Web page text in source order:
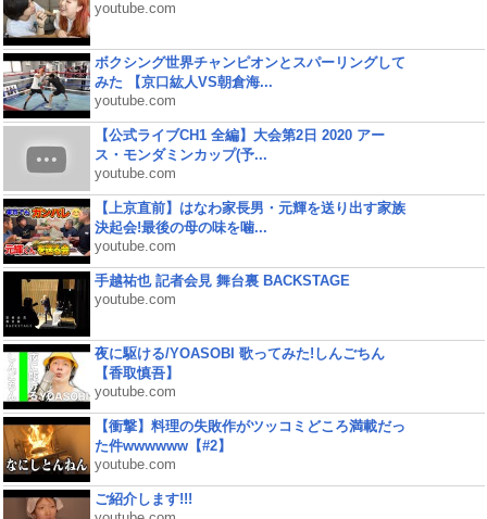
youtube.com
ボクシング世界チャンピオンとスパーリングして
みた 【京口紘人VS朝倉海...
youtube.com
【公式ライブCH1 全編】大会第2日 2020 アー
ス・モンダミンカップ(予...
youtube.com
【上京直前】はなわ家長男・元輝を送り出す家族
決起会!最後の母の味を噛...
youtube.com
手越祐也 記者会見 舞台裏 BACKSTAGE
youtube.com
夜に駆ける/YOASOBI 歌ってみた!しんごちん
【香取慎吾】
youtube.com
【衝撃】料理の失敗作がツッコミどころ満載だっ
た件wwwwww【#2】
youtube.com
ご紹介します!!!